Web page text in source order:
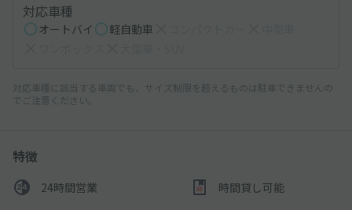
対応車種
オートバイ 軽自動車
対応車種に該当する車両でも、サイズ制限を超えるものは駐車できませんの
でご注意ください。
特徴
24時間営業 時間貸し可能